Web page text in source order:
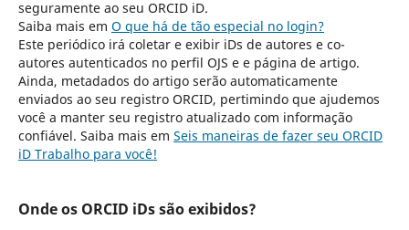
seguramente ao seu ORCID iD.
Saiba mais em O que há de tão especial no login?
Este periódico irá coletar e exibir iDs de autores e co-
autores autenticados no perfil OJS e e página de artigo.
Ainda, metadados do artigo serão automaticamente
enviados ao seu registro ORCID, pertimindo que ajudemos
você a manter seu registro atualizado com informação
confiável. Saiba mais em Seis maneiras de fazer seu ORCID
iD Trabalho para você!
Onde os ORCID iDs são exibidos?